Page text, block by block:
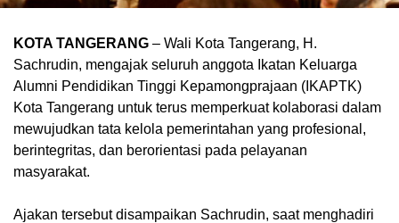
KOTA TANGERANG – Wali Kota Tangerang, H.
Sachrudin, mengajak seluruh anggota Ikatan Keluarga
Alumni Pendidikan Tinggi Kepamongprajaan (IKAPTK)
Kota Tangerang untuk terus memperkuat kolaborasi dalam
mewujudkan tata kelola pemerintahan yang profesional,
berintegritas, dan berorientasi pada pelayanan
masyarakat.
Ajakan tersebut disampaikan Sachrudin, saat menghadiri